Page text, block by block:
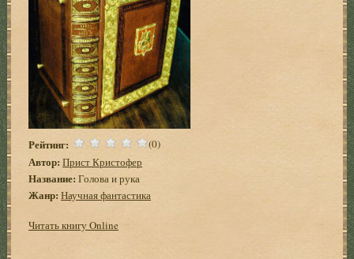
Рейтинг: (0)
Автор: Прист Кристофер
Название: Голова и рука
Жанр: Научная фантастика
Читать книгу Online